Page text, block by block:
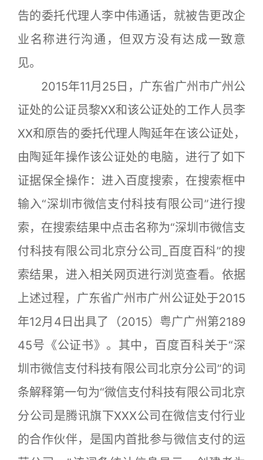
告的委托代理人李中伟通话，就被告更改企
业名称进行沟通，但双方没有达成一致意
见。
2015年11月25日，广东省广州市广州公
证处的公证员黎XX和该公证处的工作人员李
XX和原告的委托代理人陶延年在该公证处，
由陶延年操作该公证处的电脑，进行了如下
证据保全操作：进入百度搜索，在搜索框中
输入“深圳市微信支付科技有限公司”进行搜
索，在搜索结果中点击名称为“深圳市微信支
付科技有限公司北京分公司_百度百科”的搜
索结果，进入相关网页进行浏览查看。依据
上述过程，广东省广州市广州公证处于2015
年12月4日出具了（2015）粤广广州第2189
45号《公证书》。其中，百度百科关于“深
圳市微信支付科技有限公司北京分公司”的词
条解释第一句为“微信支付科技有限公司北京
分公司是腾讯旗下XXX公司在微信支付行业
的合作伙伴，是国内首批参与微信支付的运